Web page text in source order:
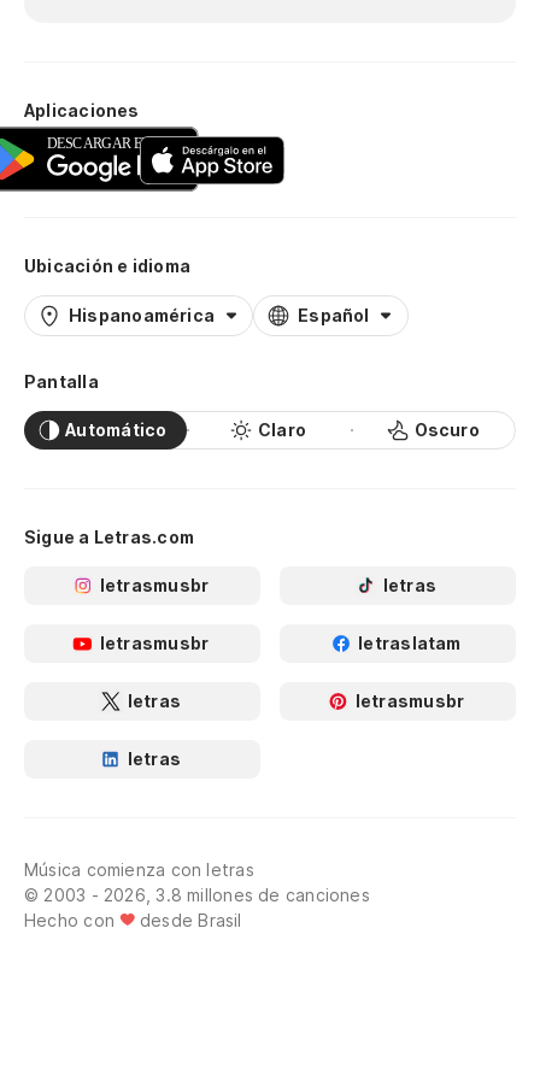
Aplicaciones
Ubicación e idioma
Hispanoamérica Español
Pantalla
Automático Claro Oscuro
Sigue a Letras.com
letrasmusbr letras
letrasmusbr letraslatam
letras letrasmusbr
letras
Música comienza con letras
© 2003 - 2026, 3.8 millones de canciones
Hecho con
desde Brasil